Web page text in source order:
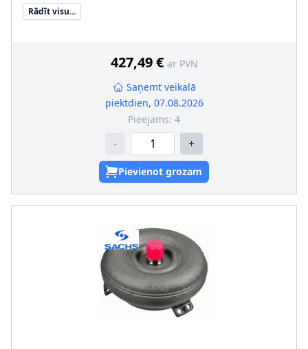
Aizvietojamā daļa
SVHC:Informācija nav pieejama, lūdzu, griezieties pie
Rādīt visu...
427,49 € ar PVN
Saņemt veikalā
piektdien, 07.08.2026
Pieejams: 4
- +
Pievienot grozam